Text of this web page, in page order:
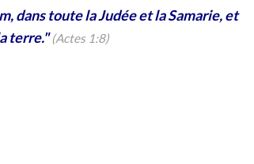
dans toute la Judée et la Samarie, et
terre." (Actes 1:8)